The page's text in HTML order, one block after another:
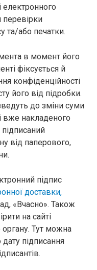
електронного
та/або печатки.
в момент його
фіксується й
конфіденційності
його від підробки.
до зміни суми
вже накладеного
від паперового,
підпис
доставки,
«Вчасно». Також
на сайті
органу. Тут можна
підписання